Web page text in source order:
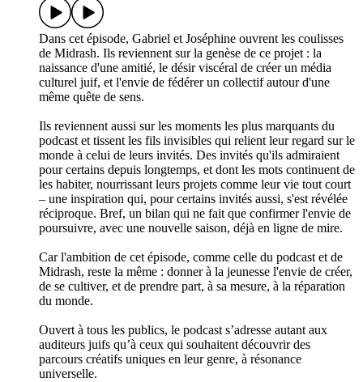
Dans cet épisode, Gabriel et Joséphine ouvrent les coulisses
de Midrash. Ils reviennent sur la genèse de ce projet : la
naissance d'une amitié, le désir viscéral de créer un média
culturel juif, et l'envie de fédérer un collectif autour d'une
même quête de sens.
Ils reviennent aussi sur les moments les plus marquants du
podcast et tissent les fils invisibles qui relient leur regard sur le
monde à celui de leurs invités. Des invités qu'ils admiraient
pour certains depuis longtemps, et dont les mots continuent de
les habiter, nourrissant leurs projets comme leur vie tout court
– une inspiration qui, pour certains invités aussi, s'est révélée
réciproque. Bref, un bilan qui ne fait que confirmer l'envie de
poursuivre, avec une nouvelle saison, déjà en ligne de mire.
Car l'ambition de cet épisode, comme celle du podcast et de
Midrash, reste la même : donner à la jeunesse l'envie de créer,
de se cultiver, et de prendre part, à sa mesure, à la réparation
du monde.
Ouvert à tous les publics, le podcast s’adresse autant aux
auditeurs juifs qu’à ceux qui souhaitent découvrir des
parcours créatifs uniques en leur genre, à résonance
universelle.